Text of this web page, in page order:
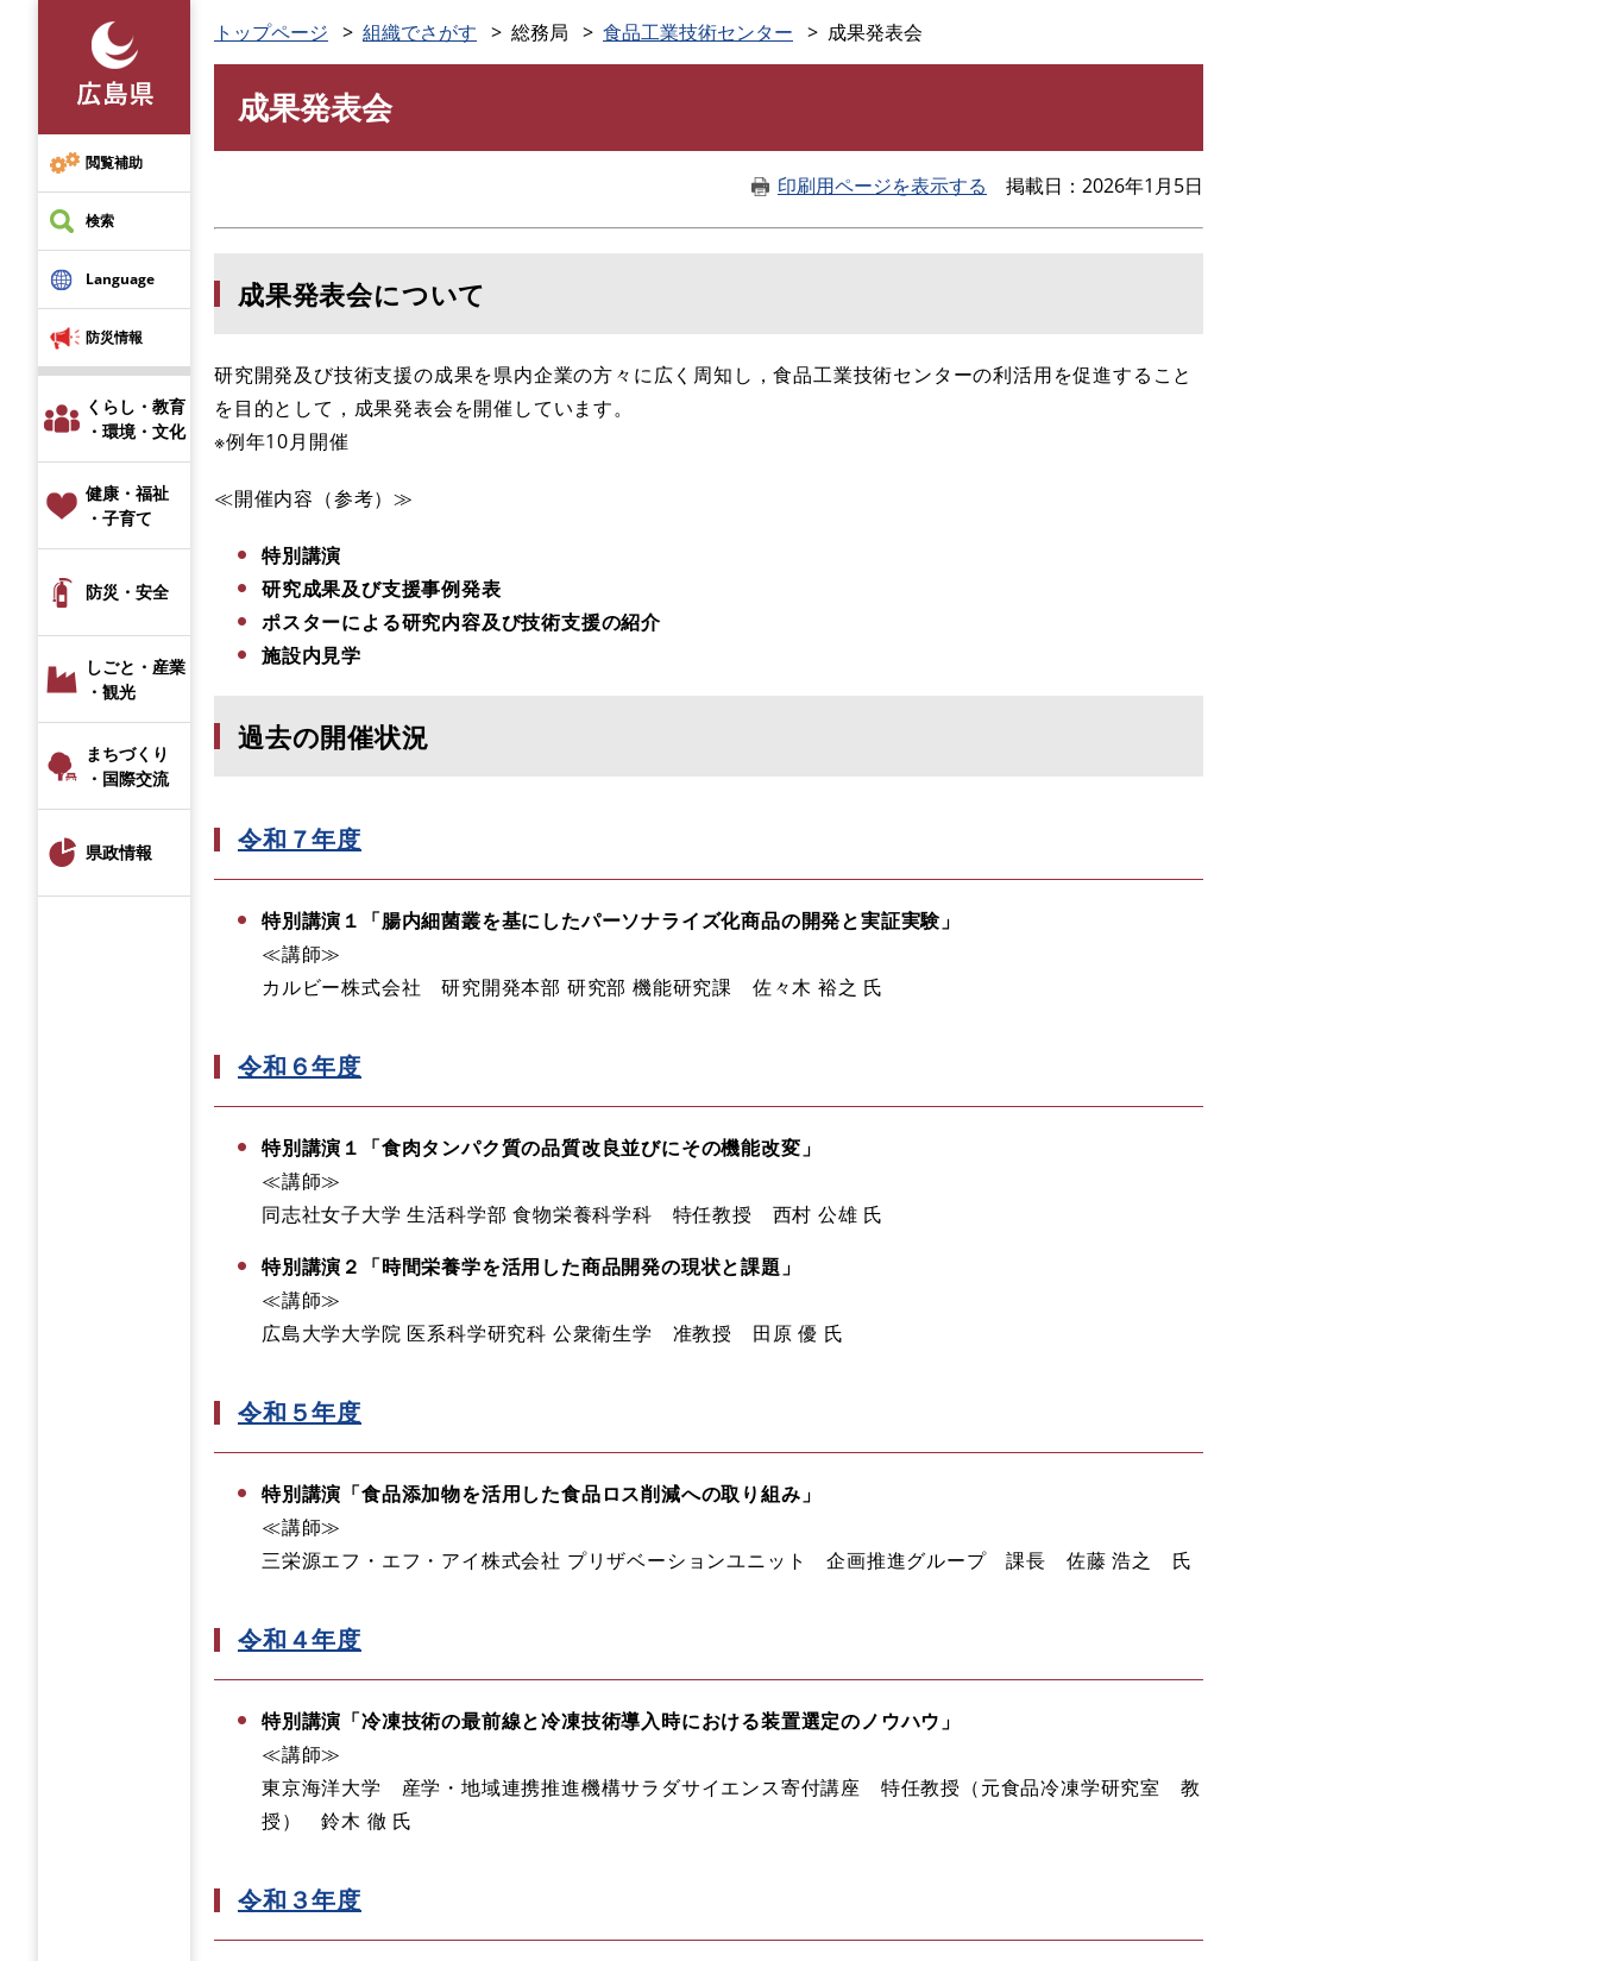
先
頭
で
す
閲覧補助
検索
Language
防災情報
くらし・教育
・環境・文化
健康・福祉
・子育て
防災・安全
しごと・産業
・観光
まちづくり
・国際交流
県政情報
トップページ 組織でさがす 総務局 食品工業技術センター 成果発表会
成果発表会
印刷用ページを表示する 掲載日 2026年1月5日
成果発表会について
研究開発及び技術支援の成果を県内企業の方々に広く周知し，食品工業技術センターの利活用を促進すること
を目的として，成果発表会を開催しています。
※例年10月開催
≪開催内容（参考）≫
特別講演
研究成果及び支援事例発表
ポスターによる研究内容及び技術支援の紹介
施設内見学
過去の開催状況
令和７年度
特別講演１ 「腸内細菌叢を基にしたパーソナライズ化商品の開発と実証実験」
≪講師≫
カルビー株式会社 研究開発本部 研究部 機能研究課 佐々木 裕之 氏
令和６年度
特別講演１ 「食肉タンパク質の品質改良並びにその機能改変」
≪講師≫
同志社女子大学 生活科学部 食物栄養科学科 特任教授 西村 公雄 氏
特別講演２ 「時間栄養学を活用した商品開発の現状と課題」
≪講師≫
広島大学大学院 医系科学研究科 公衆衛生学 准教授 田原 優 氏
令和５年度
特別講演 「食品添加物を活用した食品ロス削減への取り組み」
≪講師≫
三栄源エフ・エフ・アイ株式会社 プリザベーションユニット 企画推進グループ 課長 佐藤 浩之 氏
令和４年度
特別講演 「冷凍技術の最前線と冷凍技術導入時における装置選定のノウハウ」
≪講師≫
東京海洋大学 産学・地域連携推進機構サラダサイエンス寄付講座 特任教授（元食品冷凍学研究室 教
授） 鈴木 徹 氏
令和３年度